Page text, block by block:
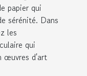
papier qui
sérénité. Dans
les
qui
œuvres d'art